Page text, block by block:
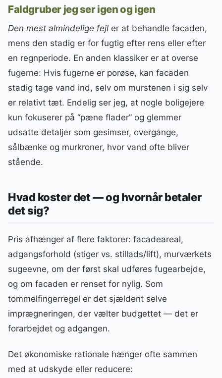
Faldgruber jeg ser igen og igen
Den mest almindelige fejl er at behandle facaden,
mens den stadig er for fugtig efter rens eller efter
en regnperiode. En anden klassiker er at overse
fugerne: Hvis fugerne er porøse, kan facaden
stadig tage vand ind, selv om murstenen i sig selv
er relativt tæt. Endelig ser jeg, at nogle boligejere
kun fokuserer på “pæne flader” og glemmer
udsatte detaljer som gesimser, overgange,
sålbænke og murkroner, hvor vand ofte bliver
stående.
Hvad koster det — og hvornår betaler
det sig?
Pris afhænger af flere faktorer: facadeareal,
adgangsforhold (stiger vs. stillads/lift), murværkets
sugeevne, om der først skal udføres fugearbejde,
og om facaden er renset for nylig. Som
tommelfingerregel er det sjældent selve
imprægneringen, der vælter budgettet — det er
forarbejdet og adgangen.
Det økonomiske rationale hænger ofte sammen
med at udskyde eller reducere: